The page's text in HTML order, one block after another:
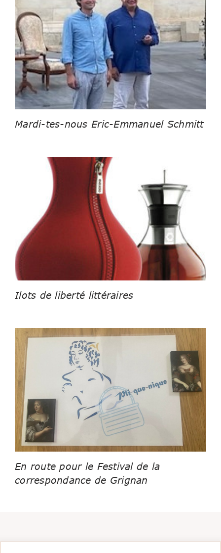
Mardi-tes-nous Eric-Emmanuel Schmitt
Ilots de liberté littéraires
En route pour le Festival de la
correspondance de Grignan